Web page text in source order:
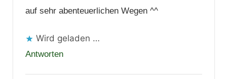
auf sehr abenteuerlichen Wegen ^^
Wird geladen …
Antworten